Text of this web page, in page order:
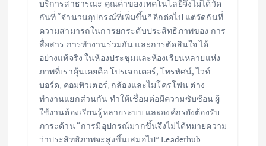
บริการสาธารณะ คุณค่าของเทคโนโลยีจึงไม่ได้วัด
กันที่ “จำนวนอุปกรณ์ที่เพิ่มขึ้น” อีกต่อไป แต่วัดกันที่
ความสามารถในการยกระดับประสิทธิภาพของ การ
สื่อสาร การทำงานร่วมกัน และการตัดสินใจ ได้
อย่างแท้จริง ในห้องประชุมและห้องเรียนหลายแห่ง
ภาพที่เราคุ้นเคยคือ โปรเจกเตอร์, โทรทัศน์, ไวท์
บอร์ด, คอมพิวเตอร์, กล้องและไมโครโฟน ต่าง
ทำงานแยกส่วนกัน ทำให้เชื่อมต่อมีความซับซ้อน ผู้
ใช้งานต้องเรียนรู้หลายระบบ และองค์กรยังต้องรับ
ภาระด้าน “การมีอุปกรณ์มากขึ้นจึงไม่ได้หมายความ
ว่าประสิทธิภาพจะสูงขึ้นเสมอไป” Leaderhub